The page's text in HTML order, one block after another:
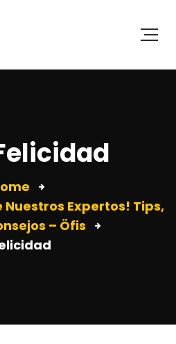
Nuestros Expertos! Tips,
– Öfis